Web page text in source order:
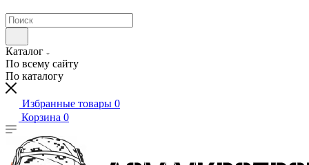
Каталог
По всему сайту
По каталогу
Избранные товары 0
Корзина 0